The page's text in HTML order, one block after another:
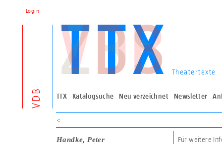
VDB
Theatertexte
TTX Katalogsuche Neu verzeichnet Newsletter
Login
<
Handke, Peter Für weitere